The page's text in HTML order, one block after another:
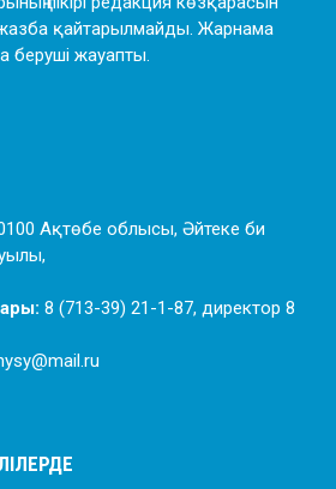
қайтарылмайды. Жарнама
беруші жауапты.
Ақтөбе облысы, Әйтеке би
8 (713-39) 21-1-87, директор 8